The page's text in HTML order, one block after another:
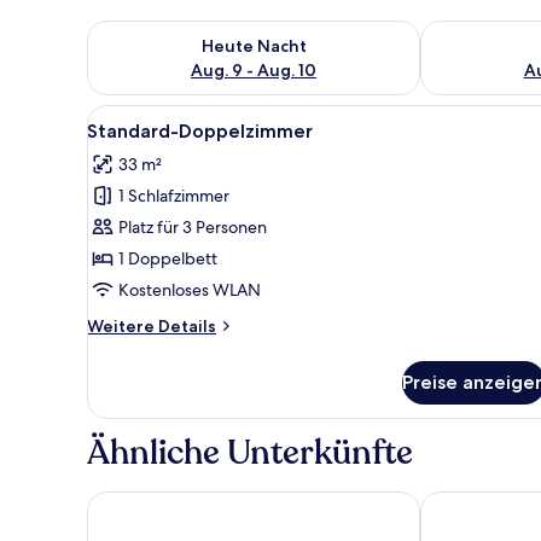
Heute Nacht
Aug. 9 - Aug. 10
Überprüfe die Verfügbarkeit für heute Nacht, Aug. 9
Überprüfe
Alle
Fotos
für
Standard-
Doppelzimmer
anzeigen
Ein Schlafzimmer mit einem
2
Standard-Doppelzimmer
33 m²
1 Schlafzimmer
Platz für 3 Personen
1 Doppelbett
Kostenloses WLAN
Weitere Details
Weitere
Doppelzimmer
Preise
Ähnliche Unterkünfte
Itria Palace Mediterraneo